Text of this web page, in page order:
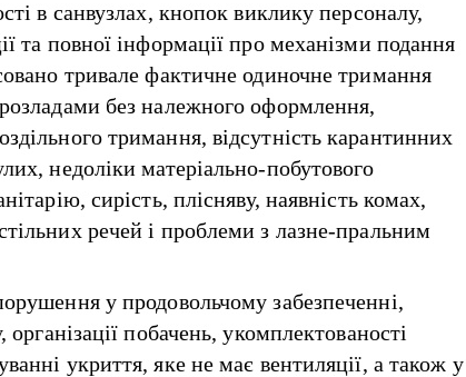
в санвузлах, кнопок виклику персоналу,
та повної інформації про механізми подання
тривале фактичне одиночне тримання
без належного оформлення,
тримання, відсутність карантинних
недоліки матеріально-побутового
сирість, плісняву, наявність комах,
речей і проблеми з лазне-пральним
у продовольчому забезпеченні,
організації побачень, укомплектованості
укриття, яке не має вентиляції, а також у